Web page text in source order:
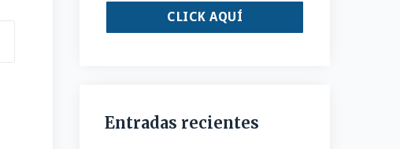
CLICK AQUÍ
Entradas recientes